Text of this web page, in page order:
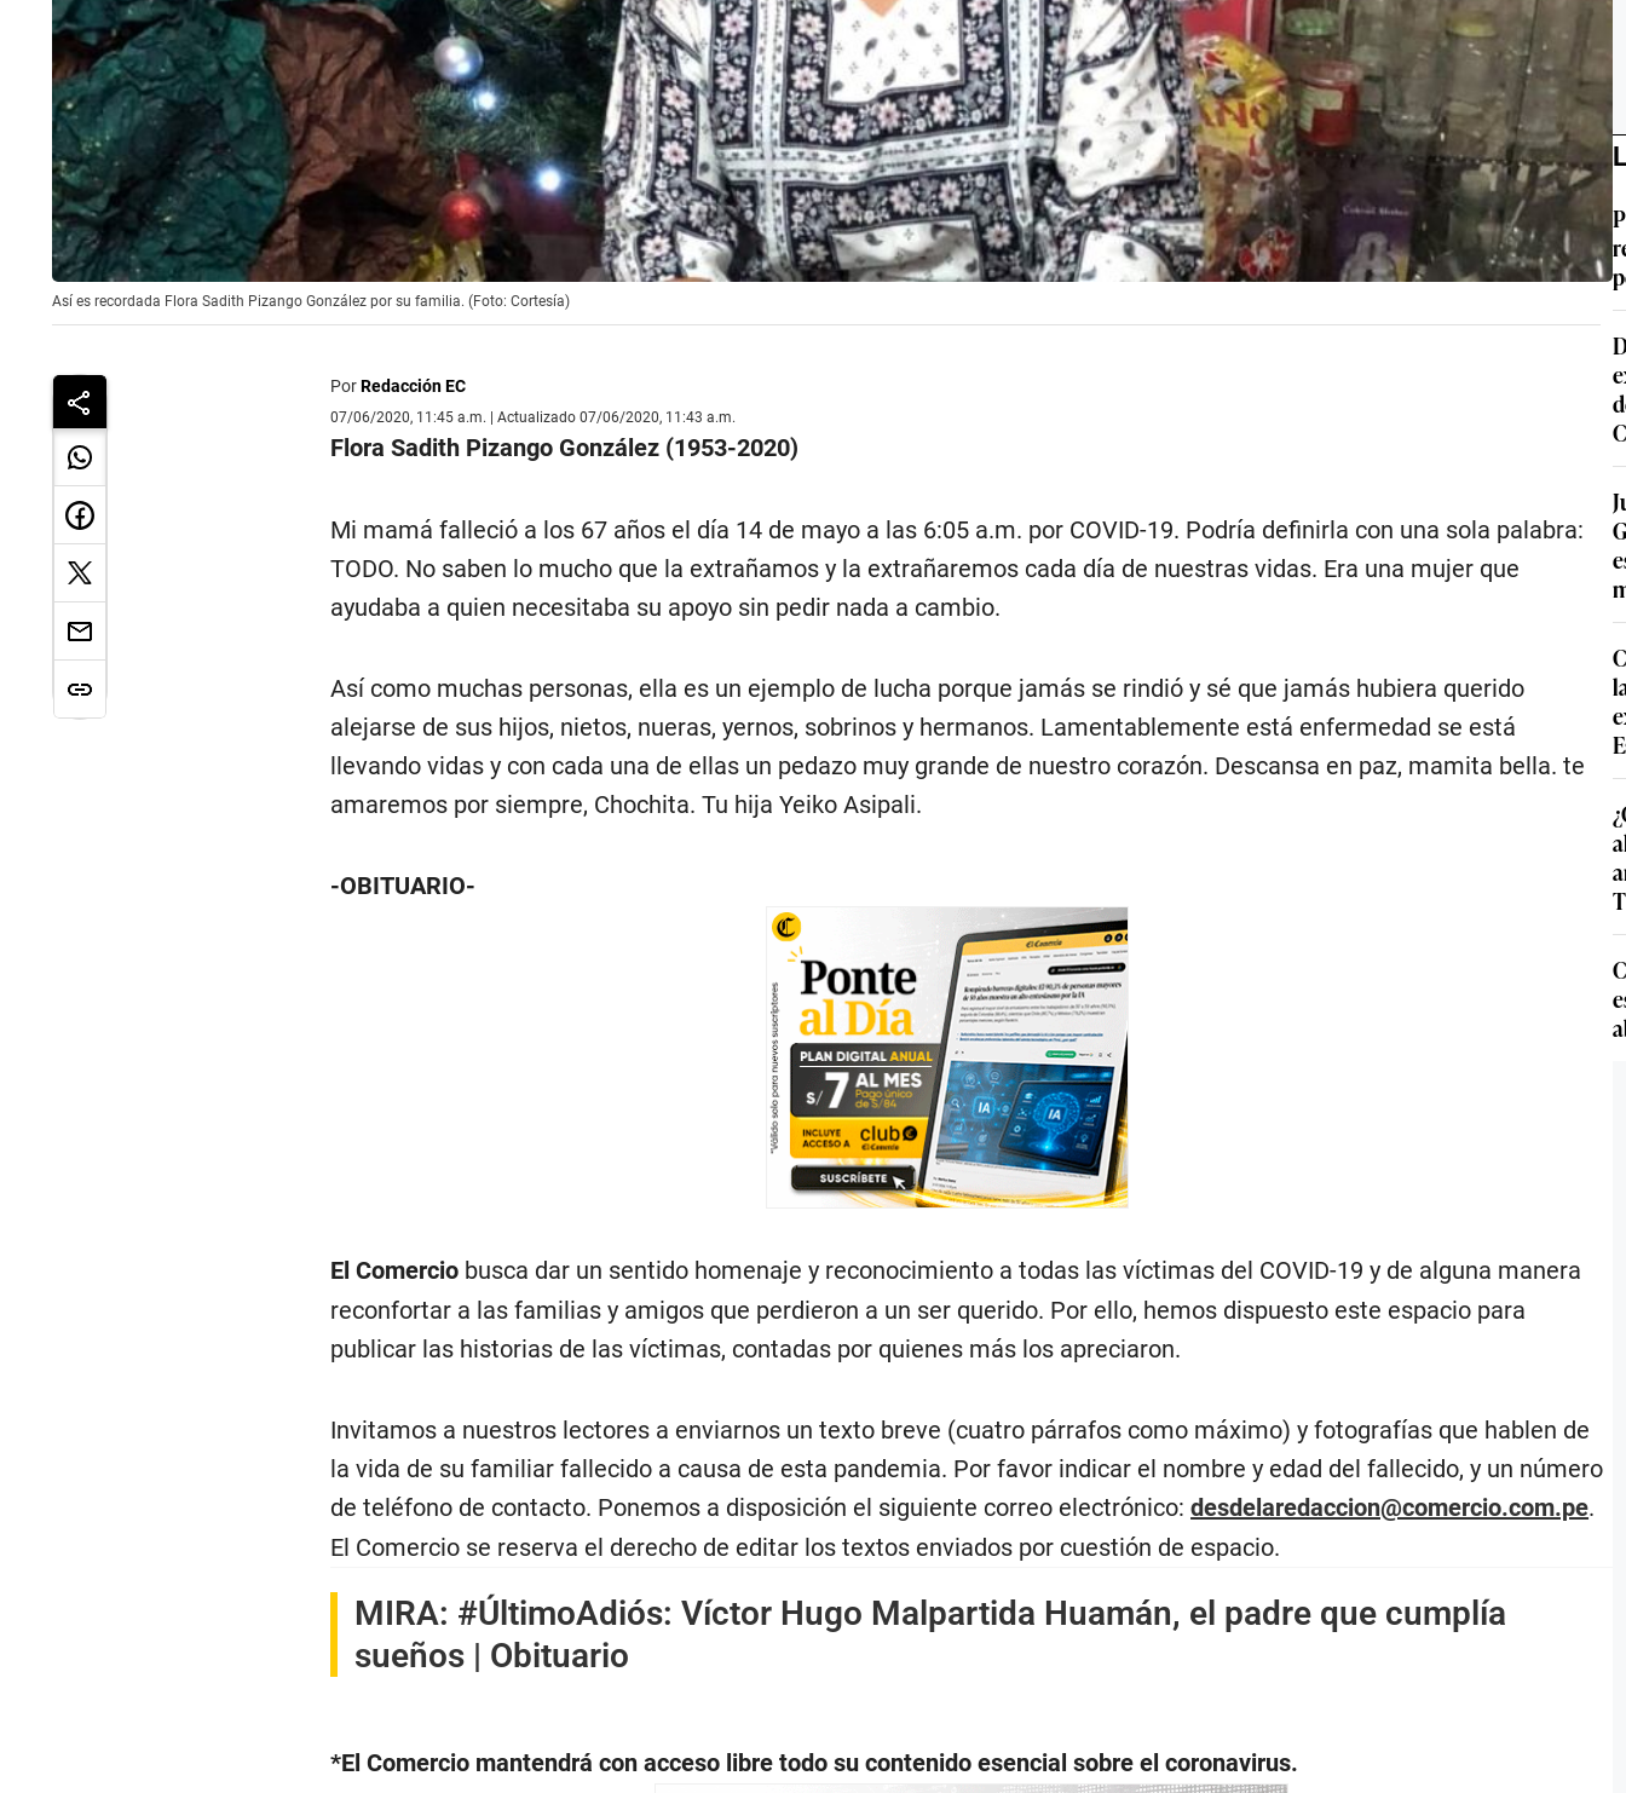
Así es recordada Flora Sadith Pizango González por su familia. (Foto: Cortesía)
PorRedacción EC
07/06/2020, 11:45 a.m. | Actualizado 07/06/2020, 11:43 a.m.
Flora Sadith Pizango González (1953-2020)
Mi mamá falleció a los 67 años el día 14 de mayo a las 6:05 a.m. por COVID-19. Podría definirla con una sola palabra:
TODO. No saben lo mucho que la extrañamos y la extrañaremos cada día de nuestras vidas. Era una mujer que
ayudaba a quien necesitaba su apoyo sin pedir nada a cambio.
Así como muchas personas, ella es un ejemplo de lucha porque jamás se rindió y sé que jamás hubiera querido
alejarse de sus hijos, nietos, nueras, yernos, sobrinos y hermanos. Lamentablemente está enfermedad se está
llevando vidas y con cada una de ellas un pedazo muy grande de nuestro corazón. Descansa en paz, mamita bella. te
amaremos por siempre, Chochita. Tu hija Yeiko Asipali.
-OBITUARIO-
El Comercio busca dar un sentido homenaje y reconocimiento a todas las víctimas del COVID-19 y de alguna manera
reconfortar a las familias y amigos que perdieron a un ser querido. Por ello, hemos dispuesto este espacio para
publicar las historias de las víctimas, contadas por quienes más los apreciaron.
Invitamos a nuestros lectores a enviarnos un texto breve (cuatro párrafos como máximo) y fotografías que hablen de
la vida de su familiar fallecido a causa de esta pandemia. Por favor indicar el nombre y edad del fallecido, y un número
de teléfono de contacto. Ponemos a disposición el siguiente correo electrónico:desdelaredaccion@comercio.com.pe.
El Comercio se reserva el derecho de editar los textos enviados por cuestión de espacio.
MIRA: #ÚltimoAdiós: Víctor Hugo Malpartida Huamán, el padre que cumplía
sueños | Obituario
*El Comercio mantendrá con acceso libre todo su contenido esencial sobre el coronavirus.